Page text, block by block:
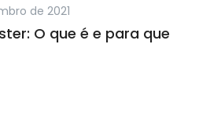
de 2021
O que é e para que